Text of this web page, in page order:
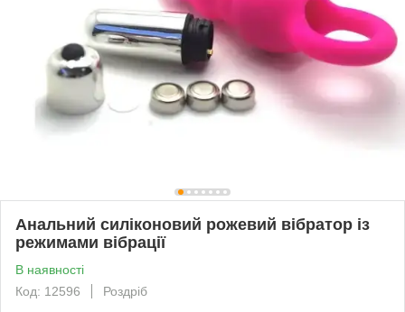
Анальний силіконовий рожевий вібратор із
режимами вібрації
В наявності
Код: 12596
Роздріб